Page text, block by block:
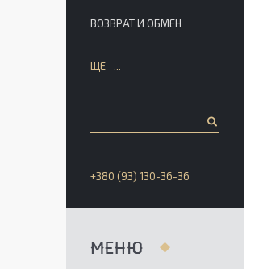
ВОЗВРАТ И ОБМЕН
ЩЕ
+380 (93) 130-36-36